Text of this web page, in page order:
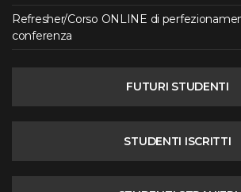
Refresher/Corso ONLINE di
conferenza
FUTURI STUDENTI
STUDENTI ISCRITTI